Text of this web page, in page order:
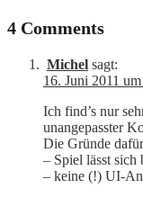
4 Comments
Michel sagt:
16. Juni 2011
Ich find’s nur
unangepasster
Die Gründe
– Spiel lässt sich
– keine (!) UI-